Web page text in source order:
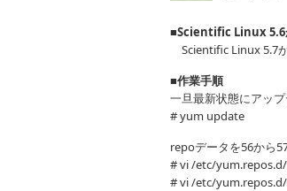
■Scientific Linux 5.6
Scientific Linux 5.7
■作業手順
一旦最新状態にアップ
# yum update
repoデータを56から
# vi /etc/
# vi /etc/